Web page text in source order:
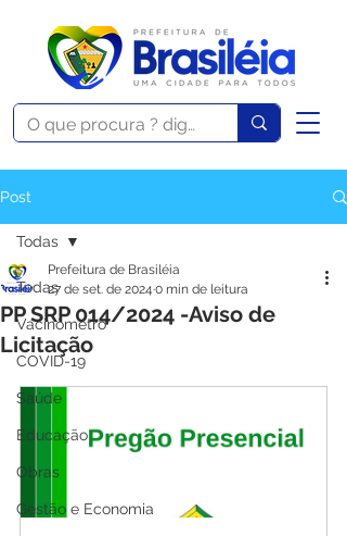
Post
Todas
Vacinômetro
COVID-19
Saúde
Educação
Obras
Gestão e Economia
Todas
PP SRP 014/2024 -Aviso de
Licitação
Prefeitura de Brasiléia
27 de set. de 2024 0 min de leitura